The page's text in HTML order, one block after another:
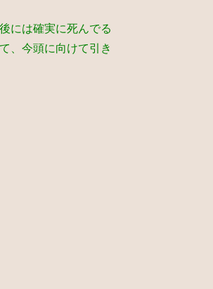
には確実に死んでる
、今頭に向けて引き